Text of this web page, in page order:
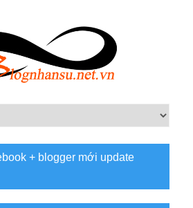
+ blogger mới update